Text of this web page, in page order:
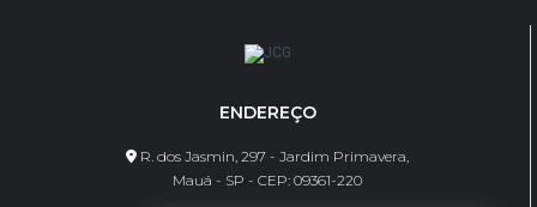
ENDEREÇO
R. dos Jasmin, 297 - Jardim Primavera,
Mauá - SP - CEP: 09361-220